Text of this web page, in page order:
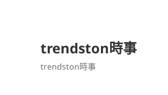
trendston時事
trendston時事